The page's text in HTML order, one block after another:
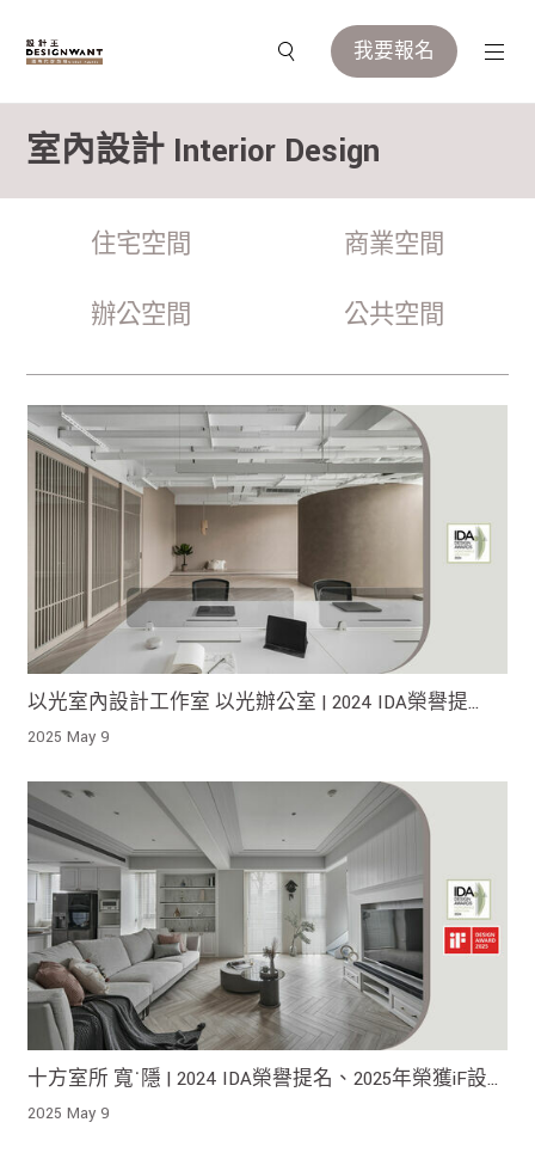
我要報名
室內設計 Interior Design
住宅空間 商業空間
辦公空間 公共空間
以光室內設計工作室 以光辦公室 | 2024 IDA榮譽提
名！
2025 May 9
十方室所 寬˙隱 | 2024 IDA榮譽提名、2025年榮獲iF設
計獎！
2025 May 9